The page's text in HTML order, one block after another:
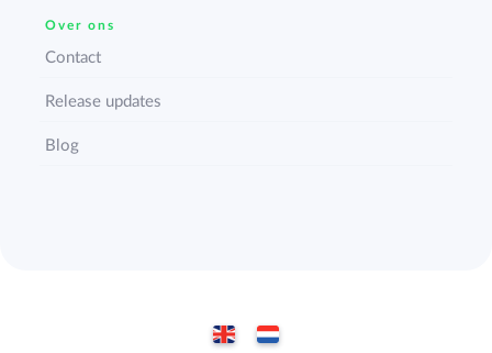
Over ons
Contact
Release updates
Blog